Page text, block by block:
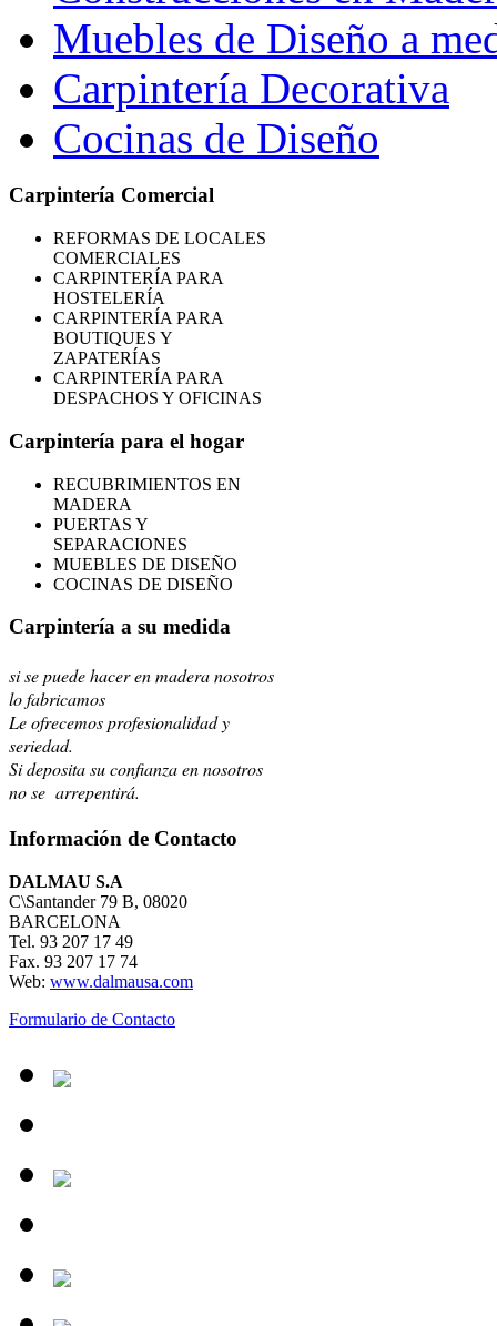
Muebles de Diseño a
Carpintería Decorativa
Cocinas de Diseño
Carpintería Comercial
REFORMAS DE LOCALES
COMERCIALES
CARPINTERÍA PARA
HOSTELERÍA
CARPINTERÍA PARA
BOUTIQUES Y
ZAPATERÍAS
CARPINTERÍA PARA
DESPACHOS Y OFICINAS
Carpintería para el hogar
RECUBRIMIENTOS EN
MADERA
PUERTAS Y
SEPARACIONES
MUEBLES DE DISEÑO
COCINAS DE DISEÑO
Carpintería a su medida
si se puede hacer en madera nosotros
lo fabricamos
Le ofrecemos profesionalidad y
seriedad.
Si deposita su confianza en nosotros
no se arrepentirá.
Información de Contacto
DALMAU S.A
C\Santander 79 B, 08020
BARCELONA
Tel. 93 207 17 49
Fax. 93 207 17 74
Web: www.dalmausa.com
Formulario de Contacto